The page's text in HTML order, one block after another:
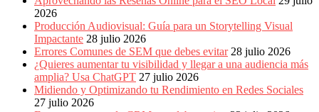
Innovación,
Tecnología,
Noticias,
Artículos,
Gente,
Contenidos
Calidad,
Eventos
2026
Producción Audiovisual: Guía para un Storytelling Visual
Impactante 28 julio 2026
Errores Comunes de SEM que debes evitar 28 julio 2026
¿Quieres aumentar tu visibilidad y llegar a una audiencia más
amplia? Usa ChatGPT 27 julio 2026
Midiendo y Optimizando tu Rendimiento en Redes Sociales
27 julio 2026